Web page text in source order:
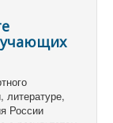
литературе,
России